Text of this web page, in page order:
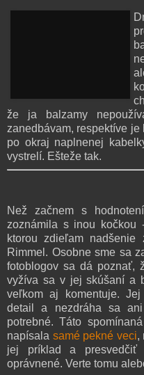
že ja balzamy
zanedbávam, respektíve
po okraj naplnenej
vystrelí. Ešteže tak.
Než začnem s
zoznámila s inou kočkou
ktorou zdieľam nadšenie
Rimmel. Osobne sme sa
fotoblogov sa dá poznať,
vyžíva sa v jej skúšaní a
veľkom aj komentuje.
detail a nezdráha sa
potrebné. Táto
napísala samé pekné veci,
jej príklad a
oprávnené. Verte tomu